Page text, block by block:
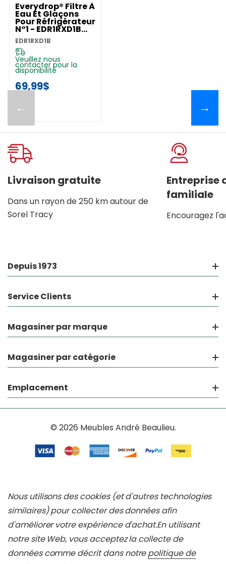
←
Everydrop® Filtre À
Eau Et Glaçons
Pour Réfrigérateur
N°1 - EDR1RXD1B
EDR1RXD1B
EDR1RXD1B
Veuillez nous
contacter pour la
disponibilité
69,99$
→
Livraison gratuite
Dans un rayon de 250 km autour de
Sorel Tracy
Entreprise
familiale
Encouragez
Depuis 1973
Service Clients
Magasiner par marque
Magasiner par catégorie
Emplacement
© 2026 Meubles André Beaulieu.
Nous utilisons des cookies (et d'autres technologies
similaires) pour collecter des données afin
d'améliorer votre expérience d'achat.En utilisant
notre site Web, vous acceptez la collecte de
données comme décrit dans notrepolitique de